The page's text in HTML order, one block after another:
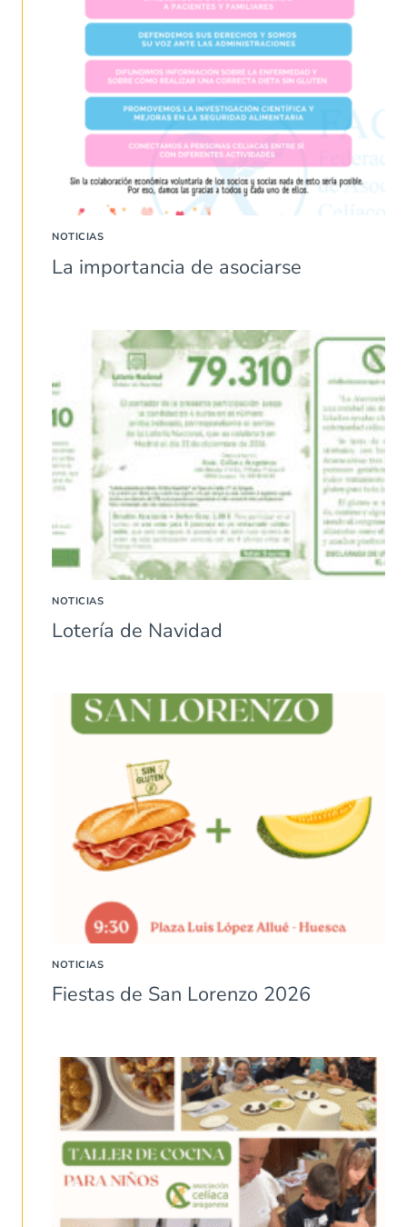
NOTICIAS
La importancia de asociarse
NOTICIAS
Lotería de Navidad
NOTICIAS
Fiestas de San Lorenzo 2026